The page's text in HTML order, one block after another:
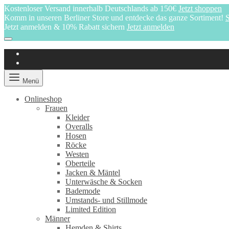
Kostenloser Versand innerhalb Deutschlands ab 150€ Jetzt shoppen
Komm in unseren Berliner Store und entdecke das ganze Sortiment!
Jetzt anmelden & 10% Rabatt sichern Jetzt anmelden
Menü
Onlineshop
Frauen
Kleider
Overalls
Hosen
Röcke
Westen
Oberteile
Jacken & Mäntel
Unterwäsche & Socken
Bademode
Umstands- und Stillmode
Limited Edition
Männer